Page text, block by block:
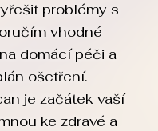
problémy s
vhodné
domácí péči a
ošetření.
je začátek vaší
ke zdravé a